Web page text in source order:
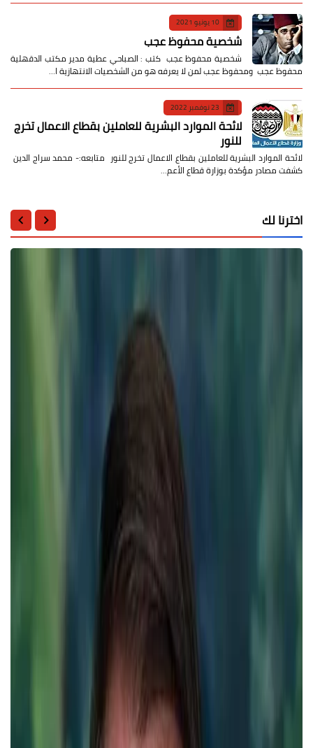
10 يونيو 2021
شخصية محفوظ عجب
شخصية محفوظ عجب كتب : الصباحي عطية مدير مكتب الدقهلية
محفوظ عجب ومحفوظ عجب لمن لا يعرفه هو من الشخصيات الانتهازية ا…
23 نوفمبر 2022
لائحة الموارد البشرية للعاملين بقطاع الاعمال تخرج
للنور
لائحة الموارد البشرية للعاملين بقطاع الاعمال تخرج للنور متابعه:- محمد سراج الدين
كشفت مصادر مؤكدة بوزارة قطاع الأعم…
اخترنا لك